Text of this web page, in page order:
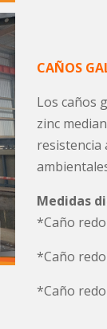
CAÑOS
Los caños
zinc
resistencia
Medidas
*Caño
*Caño
*Caño